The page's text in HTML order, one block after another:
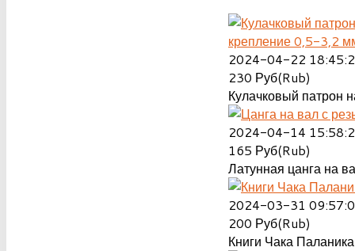
крепление 0,5-3,2
2024-04-22
230 Руб(Rub)
Кулачковый патрон
2024-04-14
165 Руб(Rub)
Латунная цанга на
2024-03-31
200 Руб(Rub)
Книги Чака